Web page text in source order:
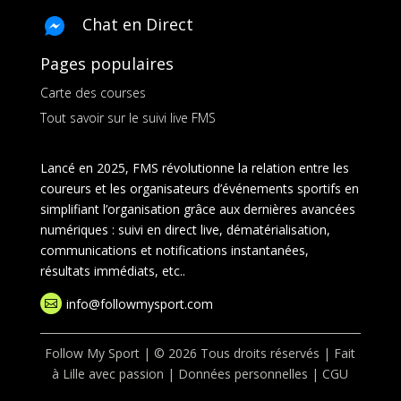
Chat en Direct
Pages populaires
Carte des courses
Tout savoir sur le suivi live FMS
Lancé en 2025, FMS révolutionne la relation entre les
coureurs et les organisateurs d’événements sportifs en
simplifiant l’organisation grâce aux dernières avancées
numériques : suivi en direct live, dématérialisation,
communications et notifications instantanées,
résultats immédiats, etc..
 info@followmysport.com
Follow My Sport | © 2026 Tous droits réservés | Fait
à Lille avec passion | Données personnelles |CGU